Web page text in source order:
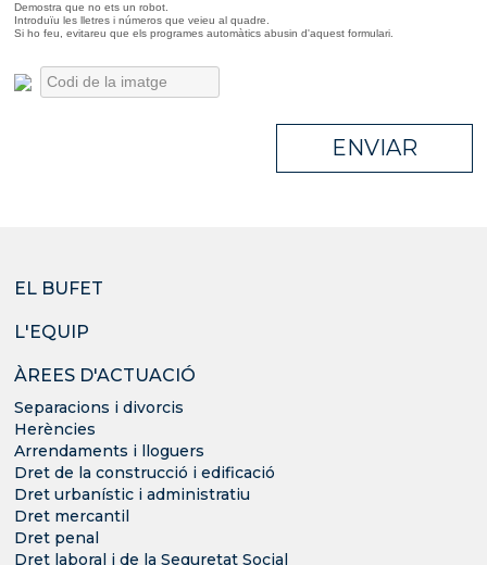
Demostra que no ets un robot.
Introduïu les lletres i números que veieu al quadre.
Si ho feu, evitareu que els programes automàtics abusin d'aquest formulari.
ENVIAR
EL BUFET
L'EQUIP
ÀREES D'ACTUACIÓ
Separacions i divorcis
Herències
Arrendaments i lloguers
Dret de la construcció i edificació
Dret urbanístic i administratiu
Dret mercantil
Dret penal
Dret laboral i de la Seguretat Social